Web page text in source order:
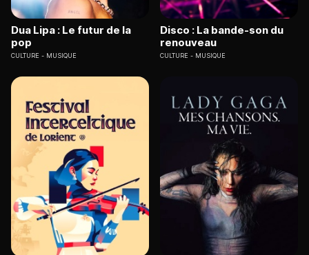
Dua Lipa : Le futur de la
pop
CULTURE MUSIQUE
Disco : La bande-son du
renouveau
CULTURE MUSIQUE